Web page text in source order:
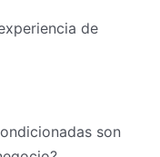
de
son